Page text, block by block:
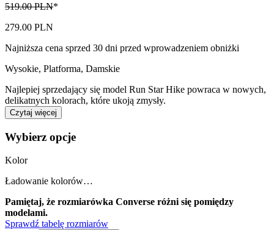
519.00 PLN*
279.00 PLN
Najniższa cena sprzed 30 dni przed wprowadzeniem obniżki
Wysokie, Platforma, Damskie
Najlepiej sprzedający się model Run Star Hike powraca w nowych,
delikatnych kolorach, które ukoją zmysły.
Czytaj więcej
Wybierz opcje
Kolor
Ładowanie kolorów…
Pamiętaj, że rozmiarówka Converse różni się pomiędzy
modelami.
Sprawdź tabelę rozmiarów